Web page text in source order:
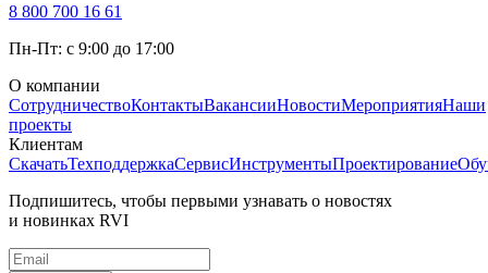
8 800 700 16 61
Пн-Пт: с 9:00 до 17:00
О компании
СотрудничествоКонтактыВакансииНовостиМероприятияНаши
проекты
Клиентам
СкачатьТехподдержкаСервисИнструментыПроектирование
Подпишитесь, чтобы первыми узнавать о новостях
и новинках RVI